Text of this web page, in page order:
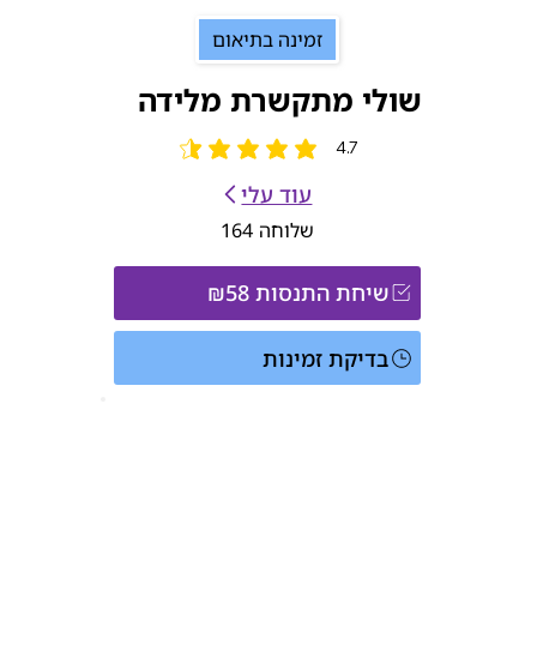
שיחת התנסות ₪58
בדיקת זמינות
זמינה בתיאום
עוד עלי
שלוחה 164
שולי מתקשרת מלידה
4.7 הדירוג הממוצא הוא 4.7 מתוך 5